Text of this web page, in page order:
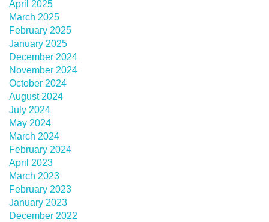
April 2025
March 2025
February 2025
January 2025
December 2024
November 2024
October 2024
August 2024
July 2024
May 2024
March 2024
February 2024
April 2023
March 2023
February 2023
January 2023
December 2022